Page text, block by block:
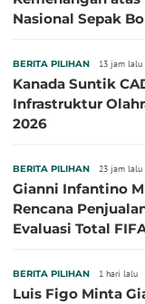
Nasional Sepak
BERITA PILIHAN 13 jam lalu
Kanada Suntik
Infrastruktur
2026
BERITA PILIHAN 23 jam lalu
Gianni Infantino
Rencana
Evaluasi Total
BERITA PILIHAN 1 hari lalu
Luis Figo Minta